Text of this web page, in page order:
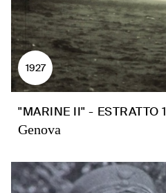
1927
"MARINE II" - ESTRATTO 1
Genova